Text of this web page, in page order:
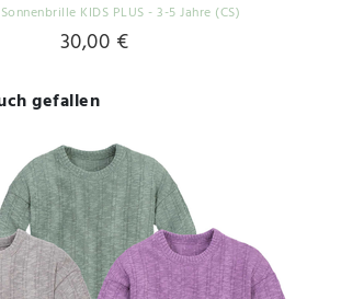
KIDS PLUS - 3-5 Jahre (CS)
30,00 €
gefallen